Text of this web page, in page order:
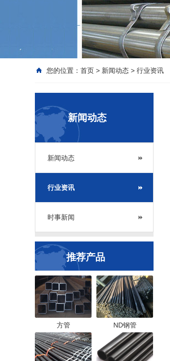
您的位置： 首页 > 新闻动态 > 行业资讯
新闻动态
新闻动态
行业资讯
时事新闻
推荐产品
方管 ND钢管